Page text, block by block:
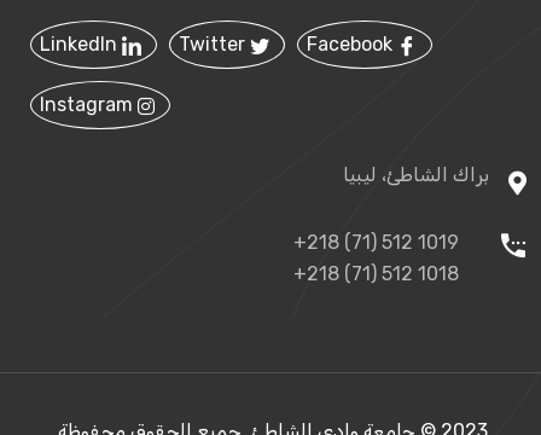
براك الشاطئ، ليبيا
+218 (71) 512 1019
+218 (71) 512 1018